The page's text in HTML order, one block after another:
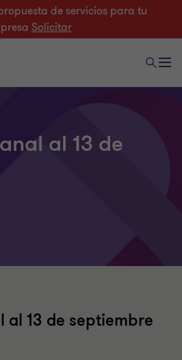
de servicios para tu
Solicitar
al 13 de
al 13 de septiembre